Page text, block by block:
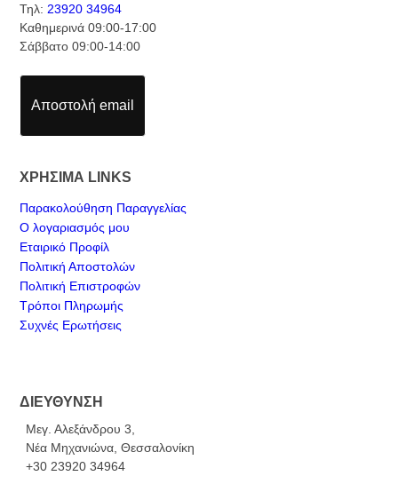
Τηλ: 23920 34964
Καθημερινά 09:00-17:00
Σάββατο 09:00-14:00
Αποστολή email
ΧΡΗΣΙΜΑ LINKS
Παρακολούθηση Παραγγελίας
Ο λογαριασμός μου
Εταιρικό Προφίλ
Πολιτική Αποστολών
Πολιτική Επιστροφών
Τρόποι Πληρωμής
Συχνές Ερωτήσεις
ΔΙΕΥΘΥΝΣΗ
Μεγ. Αλεξάνδρου 3,
Νέα Μηχανιώνα, Θεσσαλονίκη
+30 23920 34964